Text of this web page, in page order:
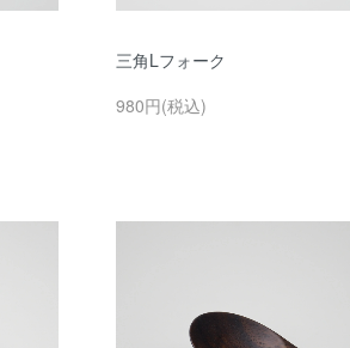
三角Lフォーク
980円(税込)